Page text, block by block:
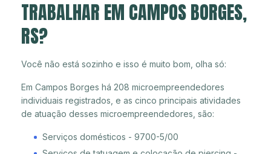
TRABALHAR EM CAMPOS BORGES,
RS?
Você não está sozinho e isso é muito bom, olha só:
Em Campos Borges há 208 microempreendedores
individuais registrados, e as cinco principais atividades
de atuação desses microempreendedores, são:
Serviços domésticos - 9700-5/00